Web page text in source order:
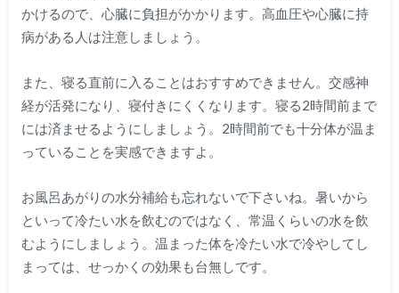
かけるので、心臓に負担がかかります。高血圧や心臓に持
病がある人は注意しましょう。
また、寝る直前に入ることはおすすめできません。交感神
経が活発になり、寝付きにくくなります。寝る2時間前まで
には済ませるようにしましょう。2時間前でも十分体が温ま
っていることを実感できますよ。
お風呂あがりの水分補給も忘れないで下さいね。暑いから
といって冷たい水を飲むのではなく、常温くらいの水を飲
むようにしましょう。温まった体を冷たい水で冷やしてし
まっては、せっかくの効果も台無しです。